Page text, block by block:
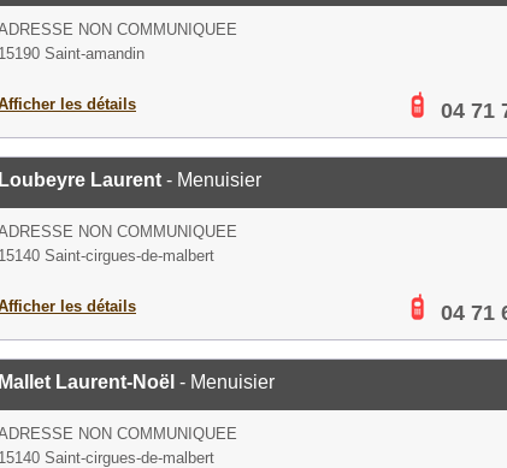
NON COMMUNIQUEE
15190 Saint-amandin
les détails 04 71
Loubeyre Laurent - Menuisier
NON COMMUNIQUEE
15140 Saint-cirgues-de-malbert
les détails 04 71
Mallet Laurent-Noël - Menuisier
NON COMMUNIQUEE
15140 Saint-cirgues-de-malbert